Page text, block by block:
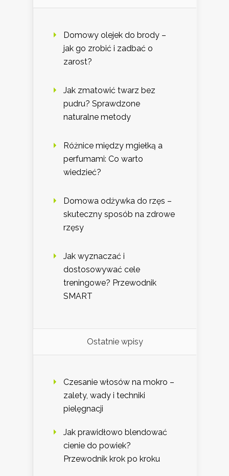
Domowy olejek do brody –
jak go zrobić i zadbać o
zarost?
Jak zmatowić twarz bez
pudru? Sprawdzone
naturalne metody
Różnice między mgiełką a
perfumami: Co warto
wiedzieć?
Domowa odżywka do rzęs –
skuteczny sposób na zdrowe
rzęsy
Jak wyznaczać i
dostosowywać cele
treningowe? Przewodnik
SMART
Ostatnie wpisy
Czesanie włosów na mokro –
zalety, wady i techniki
pielęgnacji
Jak prawidłowo blendować
cienie do powiek?
Przewodnik krok po kroku